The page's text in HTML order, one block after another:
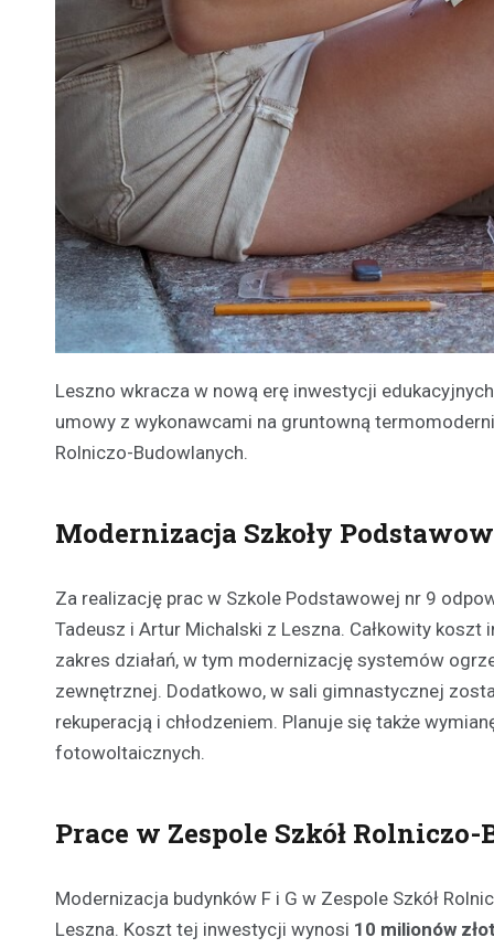
Leszno wkracza w nową erę inwestycji
umowy z wykonawcami na gruntowną
Rolniczo-Budowlanych.
Modernizacja Szkoły
Za realizację prac w Szkole Podstawowej nr 9
Tadeusz i Artur Michalski z Leszna. Całkowity koszt
zakres działań, w tym modernizację systemów
zewnętrznej. Dodatkowo, w sali gimnastycznej
rekuperacją i chłodzeniem. Planuje się także
fotowoltaicznych.
Prace w Zespole Szkół
Modernizacja budynków F i G w Zespole Szkół
Leszna. Koszt tej inwestycji wynosi 10 milionów